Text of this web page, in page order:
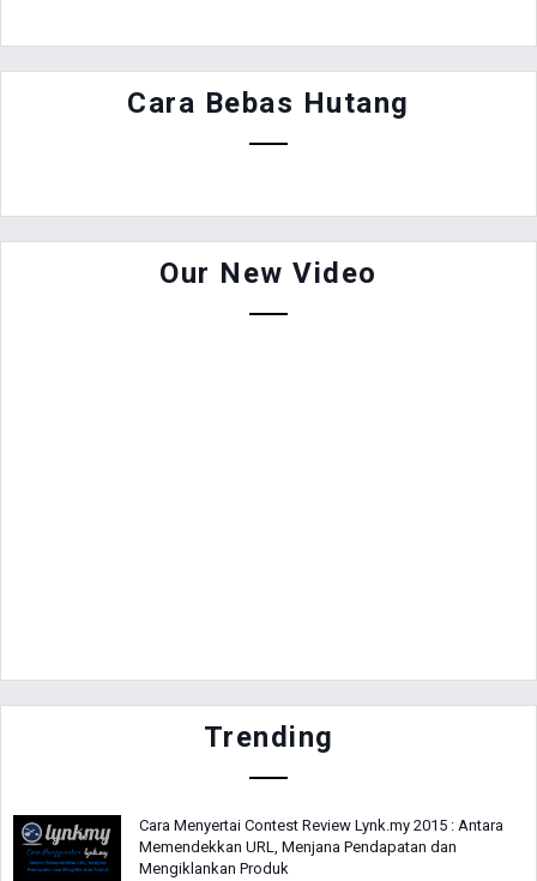
Cara Bebas Hutang
Our New Video
Trending
Cara Menyertai Contest Review Lynk.my 2015 : Antara
Memendekkan URL, Menjana Pendapatan dan
Mengiklankan Produk